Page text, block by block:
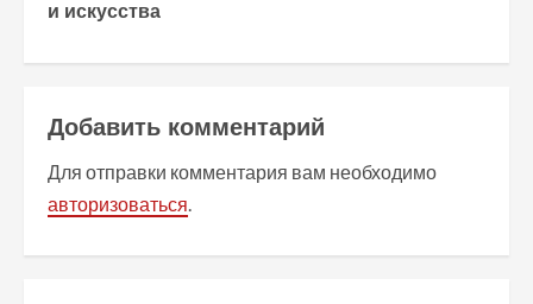
л
ж
и
т
ь
и искусства
Добавить комментарий
Для отправки комментария вам необходимо
авторизоваться.